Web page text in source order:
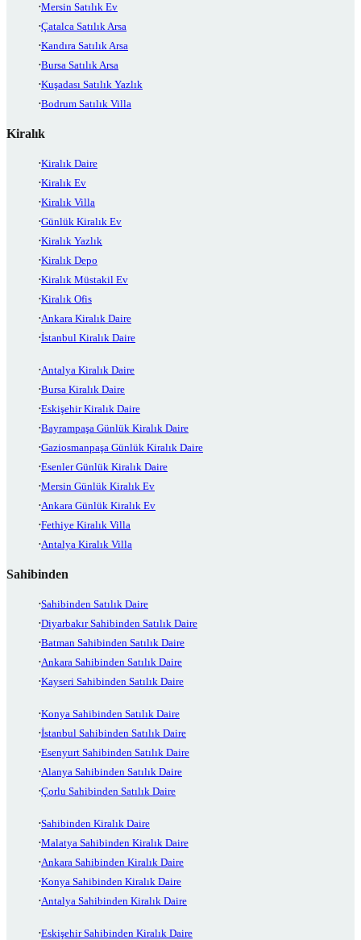
Mersin Satılık Ev
Çatalca Satılık Arsa
Kandıra Satılık Arsa
Bursa Satılık Arsa
Kuşadası Satılık Yazlık
Bodrum Satılık Villa
Kiralık
Kiralık Daire
Kiralık Ev
Kiralık Villa
Günlük Kiralık Ev
Kiralık Yazlık
Kiralık Depo
Kiralık Müstakil Ev
Kiralık Ofis
Ankara Kiralık Daire
İstanbul Kiralık Daire
Antalya Kiralık Daire
Bursa Kiralık Daire
Eskişehir Kiralık Daire
Bayrampaşa Günlük Kiralık Daire
Gaziosmanpaşa Günlük Kiralık Daire
Esenler Günlük Kiralık Daire
Mersin Günlük Kiralık Ev
Ankara Günlük Kiralık Ev
Fethiye Kiralık Villa
Antalya Kiralık Villa
Sahibinden
Sahibinden Satılık Daire
Diyarbakır Sahibinden Satılık Daire
Batman Sahibinden Satılık Daire
Ankara Sahibinden Satılık Daire
Kayseri Sahibinden Satılık Daire
Konya Sahibinden Satılık Daire
İstanbul Sahibinden Satılık Daire
Esenyurt Sahibinden Satılık Daire
Alanya Sahibinden Satılık Daire
Çorlu Sahibinden Satılık Daire
Sahibinden Kiralık Daire
Malatya Sahibinden Kiralık Daire
Ankara Sahibinden Kiralık Daire
Konya Sahibinden Kiralık Daire
Antalya Sahibinden Kiralık Daire
Eskişehir Sahibinden Kiralık Daire